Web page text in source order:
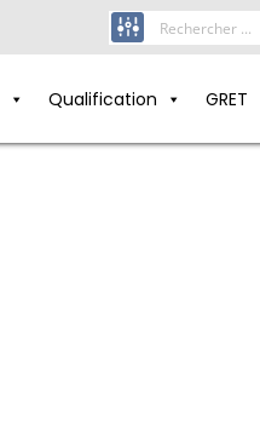
Qualification GRET